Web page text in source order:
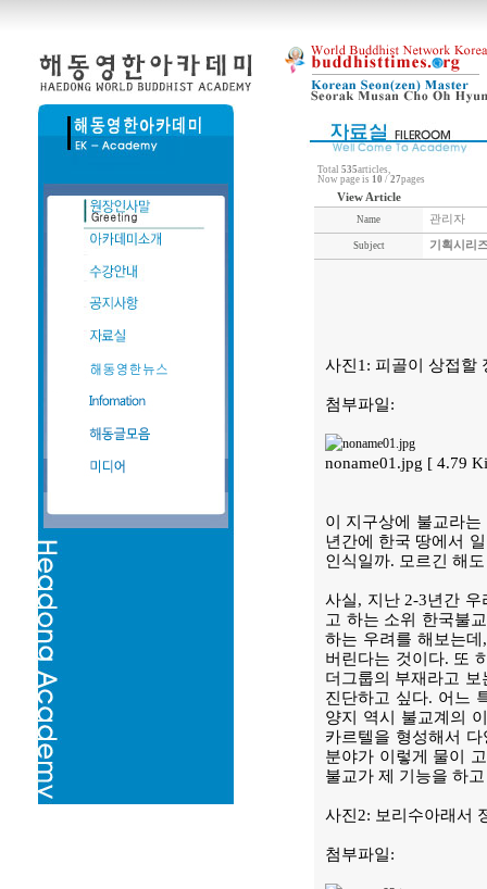
Total 535articles,
Now page is 10 / 27pages
View Article
Name 관리자
Subject 기획시리
사진1: 피골이 상접할
첨부파일:
noname01.jpg [ 4.79
이 지구상에 불교라
년간에 한국 땅에서
인식일까. 모르긴 해
사실, 지난 2-3년간
고 하는 소위 한국불
하는 우려를 해보는
버린다는 것이다. 또
더그룹의 부재라고
진단하고 싶다. 어느
양지 역시 불교계의
카르텔을 형성해서
분야가 이렇게 물이
불교가 제 기능을 하
사진2: 보리수아래서
첨부파일: